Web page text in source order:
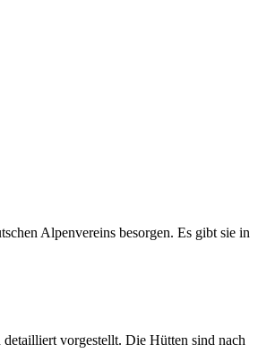
Alpenvereins besorgen. Es gibt sie in
vorgestellt. Die Hütten sind nach